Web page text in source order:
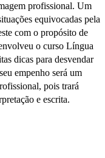
profissional. Um
equivocadas pela
com o propósito de
o curso Língua
dicas para desvendar
empenho será um
pois trará
e escrita.